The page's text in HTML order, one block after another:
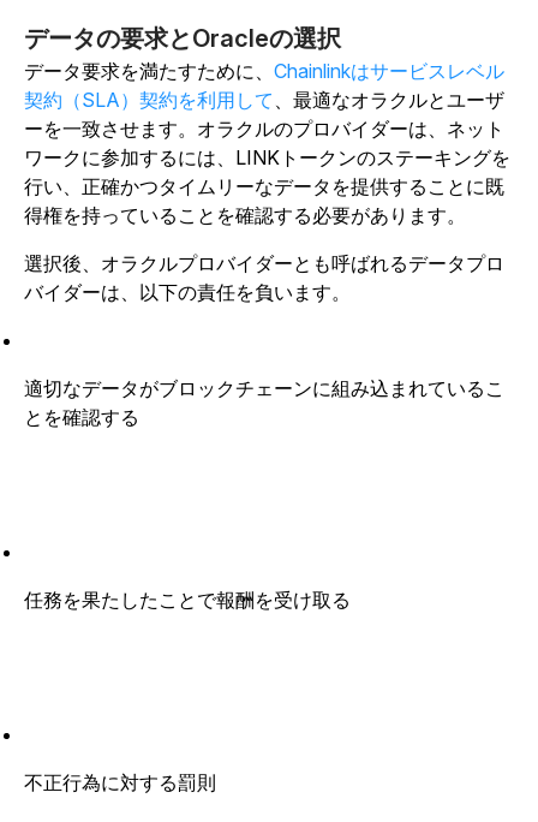
データの要求とOracleの選択
データ要求を満たすために、 Chainlinkはサービスレベル
契約（SLA）契約を利用して 、最適なオラクルとユーザ
ーを一致させます。オラクルのプロバイダーは、ネット
ワークに参加するには、LINKトークンのステーキングを
行い、正確かつタイムリーなデータを提供することに既
得権を持っていることを確認する必要があります。
選択後、オラクルプロバイダーとも呼ばれるデータプロ
バイダーは、以下の責任を負います。
適切なデータがブロックチェーンに組み込まれているこ
とを確認する
任務を果たしたことで報酬を受け取る
不正行為に対する罰則